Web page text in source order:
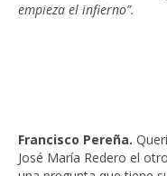
empieza el infierno”.
Francisco Pereña.
José María Redero el